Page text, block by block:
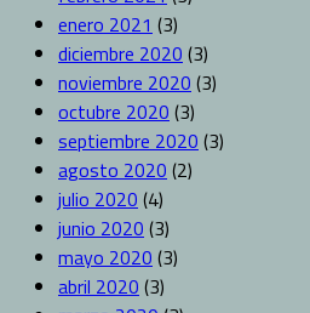
enero 2021 (3)
diciembre 2020 (3)
noviembre 2020 (3)
octubre 2020 (3)
septiembre 2020 (3)
agosto 2020 (2)
julio 2020 (4)
junio 2020 (3)
mayo 2020 (3)
abril 2020 (3)